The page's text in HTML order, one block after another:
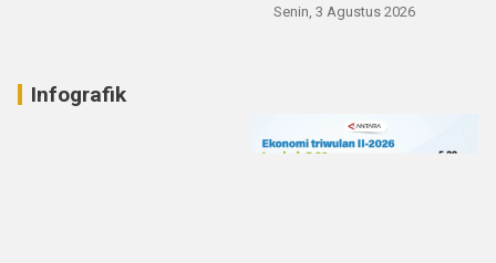
Senin, 3 Agustus 2026
Infografik